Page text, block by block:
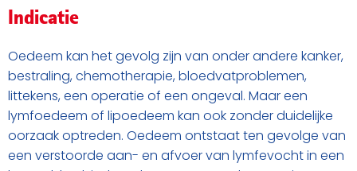
Indicatie
Oedeem kan het gevolg zijn van onder andere kanker,
bestraling, chemotherapie, bloedvatproblemen,
littekens, een operatie of een ongeval. Maar een
lymfoedeem of lipoedeem kan ook zonder duidelijke
oorzaak optreden. Oedeem ontstaat ten gevolge van
een verstoorde aan- en afvoer van lymfevocht in een